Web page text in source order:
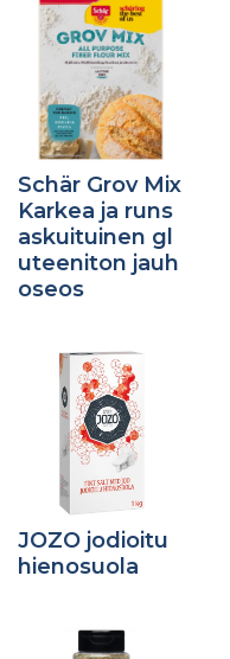
Schär Grov Mix
Karkea ja runs
askuituinen gl
uteeniton jauh
oseos
JOZO jodioitu
hienosuola